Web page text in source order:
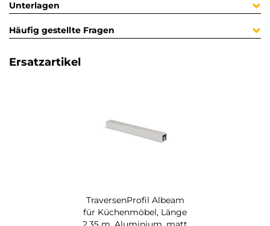
Unterlagen
Häufig gestellte Fragen
Ersatzartikel
TraversenProfil Albeam
für Küchenmöbel, Länge